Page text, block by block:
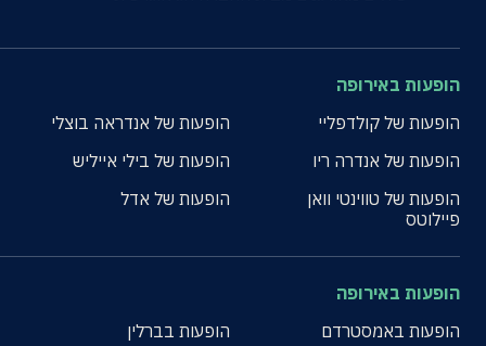
הופעות באירופה
הופעות של קולדפליי
הופעות של אנדראה בוצלי
הופעות של אנדרה ריו
הופעות של בילי אייליש
הופעות של טווינטי וואן
פיילוטס
הופעות של אדל
הופעות באירופה
הופעות באמסטרדם
הופעות בברלין